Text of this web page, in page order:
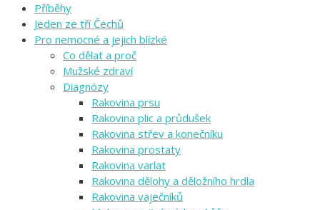
Příběhy
Jeden ze tří Čechů
Pro nemocné a jejich blízké
Co dělat a proč
Mužské zdraví
Diagnózy
Rakovina prsu
Rakovina plic a průdušek
Rakovina střev a konečníku
Rakovina prostaty
Rakovina varlat
Rakovina dělohy a děložního hrdla
Rakovina vaječníků